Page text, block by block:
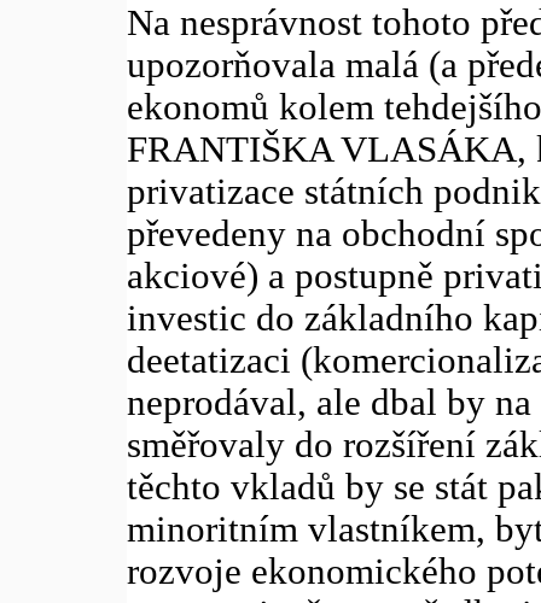
Na nesprávnost tohoto
upozorňovala malá (a
ekonomů kolem
FRANTIŠKA VLASÁKA,
privatizace státních
převedeny na obchodní
akciové) a postupně
investic do základního
deetatizaci
neprodával, ale dbal by
směřovaly do rozšíření
těchto vkladů by se stát
minoritním vlastníkem,
rozvoje ekonomického